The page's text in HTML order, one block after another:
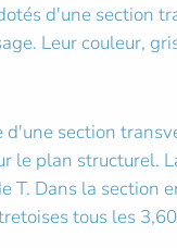
d'une section
Leur couleur,
d'une section
le plan structurel.
T. Dans la section
tous les